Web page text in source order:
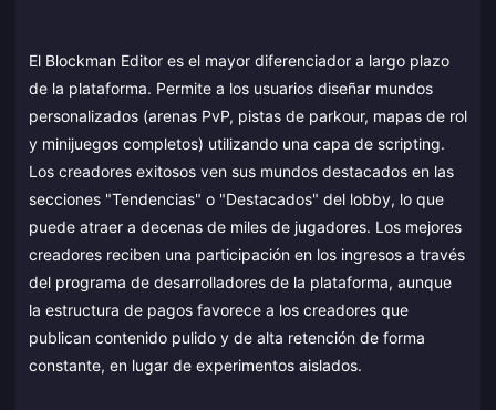
El Blockman Editor es el mayor diferenciador a largo plazo
de la plataforma. Permite a los usuarios diseñar mundos
personalizados (arenas PvP, pistas de parkour, mapas de rol
y minijuegos completos) utilizando una capa de scripting.
Los creadores exitosos ven sus mundos destacados en las
secciones "Tendencias" o "Destacados" del lobby, lo que
puede atraer a decenas de miles de jugadores. Los mejores
creadores reciben una participación en los ingresos a través
del programa de desarrolladores de la plataforma, aunque
la estructura de pagos favorece a los creadores que
publican contenido pulido y de alta retención de forma
constante, en lugar de experimentos aislados.